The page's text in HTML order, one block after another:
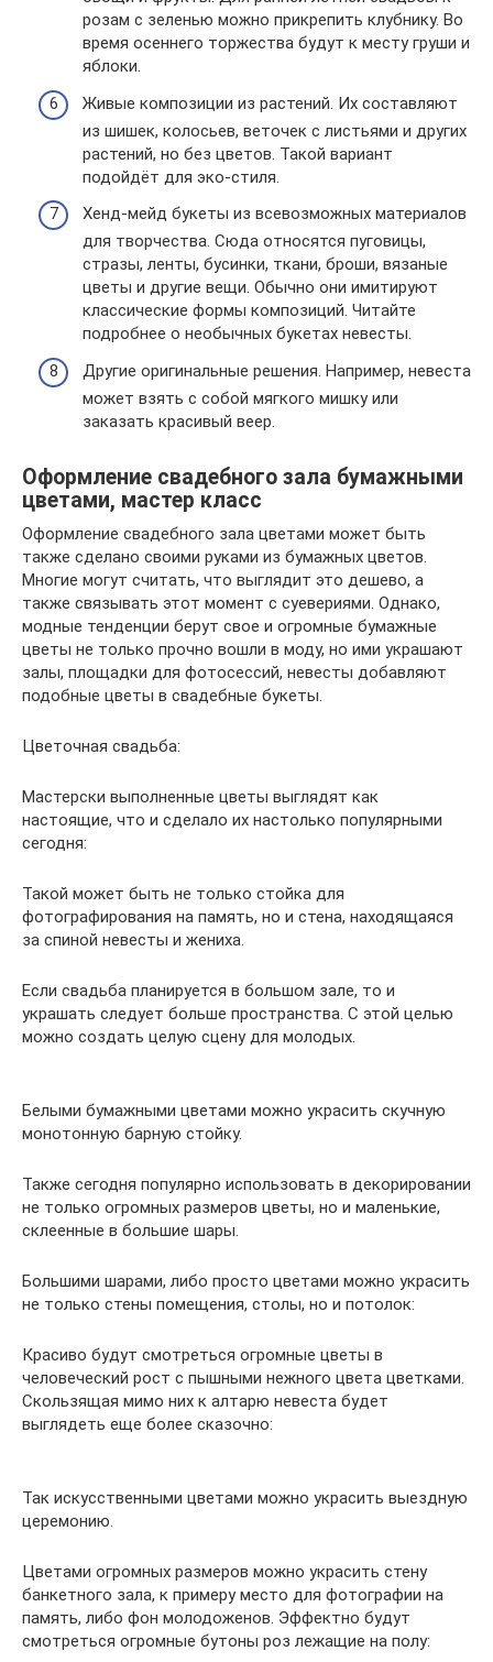
розам с зеленью можно прикрепить клубнику. Во
время осеннего торжества будут к месту груши и
яблоки.
Живые композиции из растений. Их составляют
из шишек, колосьев, веточек с листьями и других
растений, но без цветов. Такой вариант
подойдёт для эко-стиля.
Хенд-мейд букеты из всевозможных материалов
для творчества. Сюда относятся пуговицы,
стразы, ленты, бусинки, ткани, броши, вязаные
цветы и другие вещи. Обычно они имитируют
классические формы композиций. Читайте
подробнее о необычных букетах невесты.
Другие оригинальные решения. Например, невеста
может взять с собой мягкого мишку или
заказать красивый веер.
Оформление свадебного зала бумажными
цветами, мастер класс
Оформление свадебного зала цветами может быть
также сделано своими руками из бумажных цветов.
Многие могут считать, что выглядит это дешево, а
также связывать этот момент с суевериями. Однако,
модные тенденции берут свое и огромные бумажные
цветы не только прочно вошли в моду, но ими украшают
залы, площадки для фотосессий, невесты добавляют
подобные цветы в свадебные букеты.
Цветочная свадьба:
Мастерски выполненные цветы выглядят как
настоящие, что и сделало их настолько популярными
сегодня:
Такой может быть не только стойка для
фотографирования на память, но и стена, находящаяся
за спиной невесты и жениха.
Если свадьба планируется в большом зале, то и
украшать следует больше пространства. С этой целью
можно создать целую сцену для молодых.
Белыми бумажными цветами можно украсить скучную
монотонную барную стойку.
Также сегодня популярно использовать в декорировании
не только огромных размеров цветы, но и маленькие,
склеенные в большие шары.
Большими шарами, либо просто цветами можно украсить
не только стены помещения, столы, но и потолок:
Красиво будут смотреться огромные цветы в
человеческий рост с пышными нежного цвета цветками.
Скользящая мимо них к алтарю невеста будет
выглядеть еще более сказочно:
Так искусственными цветами можно украсить выездную
церемонию.
Цветами огромных размеров можно украсить стену
банкетного зала, к примеру место для фотографии на
память, либо фон молодоженов. Эффектно будут
смотреться огромные бутоны роз лежащие на полу: